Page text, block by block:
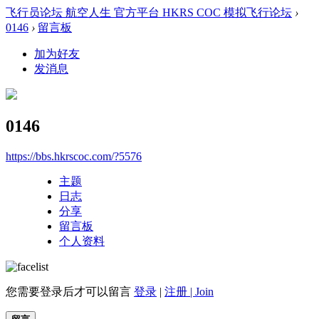
飞行员论坛 航空人生 官方平台 HKRS COC 模拟飞行论坛 ›
0146 › 留言板
加为好友
发消息
0146
https://bbs.hkrscoc.com/?5576
主题
日志
分享
留言板
个人资料
您需要登录后才可以留言 登录 | 注册 | Join